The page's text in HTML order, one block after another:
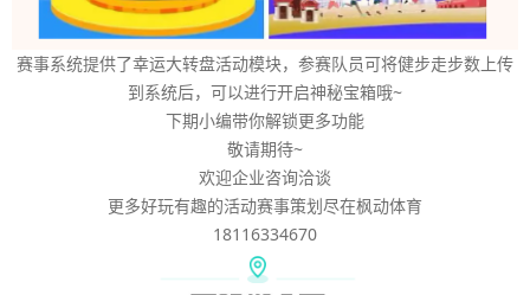
赛事系统提供了幸运大转盘活动模块，参赛队员可将健步走步数上传
到系统后，可以进行开启神秘宝箱哦~
下期小编带你解锁更多功能
敬请期待~
欢迎企业咨询洽谈
更多好玩有趣的活动赛事策划尽在枫动体育
18116334670